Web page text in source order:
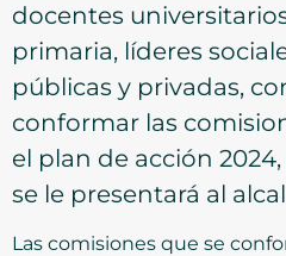
docentes
primaria, líderes
públicas y privadas,
conformar las
el plan de acción
se le presentará al
Las comisiones que se